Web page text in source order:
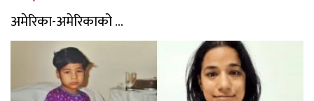
अमेरिका-अमेरिकाको ...